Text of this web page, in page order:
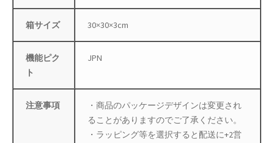
父の日特集
特定商取引法に基づく表記
秋 セール
秋服ファッション特集
箱サイズ 30×30×3cm
機能ピク
ト
JPN
注意事項
・商品のパッケージデザインは変更され
ることがありますのでご了承ください。
・ラッピング等を選択すると配送に+2営